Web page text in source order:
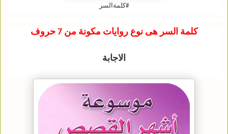
#كلمةالسر
كلمة السر هى نوع روايات مكونة من 7 حروف
الاجابة